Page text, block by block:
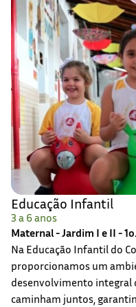
Educação Infantil
3 a 6 anos
Maternal - Jardim I e II -
Na Educação Infantil do
proporcionamos um
desenvolvimento integral
caminham juntos,